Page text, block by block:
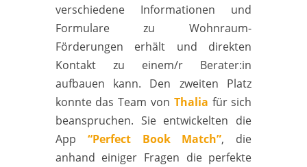
verschiedene Informationen und
Formulare zu Wohnraum-
Förderungen erhält und direkten
Kontakt zu einem/r Berater:in
aufbauen kann. Den zweiten Platz
konnte das Team von Thalia für sich
beanspruchen. Sie entwickelten die
App “Perfect Book Match”, die
anhand einiger Fragen die perfekte